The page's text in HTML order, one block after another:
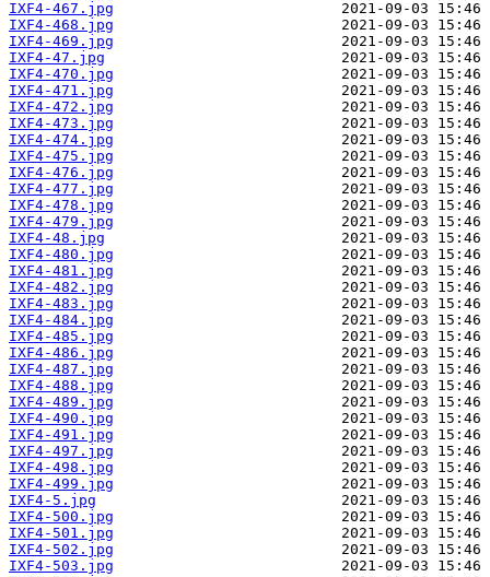
IXF4-467.jpg
IXF4-468.jpg
IXF4-469.jpg
IXF4-47.jpg
IXF4-470.jpg
IXF4-471.jpg
IXF4-472.jpg
IXF4-473.jpg
IXF4-474.jpg
IXF4-475.jpg
IXF4-476.jpg
IXF4-477.jpg
IXF4-478.jpg
IXF4-479.jpg
IXF4-48.jpg
IXF4-480.jpg
IXF4-481.jpg
IXF4-482.jpg
IXF4-483.jpg
IXF4-484.jpg
IXF4-485.jpg
IXF4-486.jpg
IXF4-487.jpg
IXF4-488.jpg
IXF4-489.jpg
IXF4-490.jpg
IXF4-491.jpg
IXF4-497.jpg
IXF4-498.jpg
IXF4-499.jpg
IXF4-5.jpg
IXF4-500.jpg
IXF4-501.jpg
IXF4-502.jpg
IXF4-503.jpg